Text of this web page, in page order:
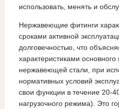
использовать, менять и
Нержавеющие фитинги
сроками активной
долговечностью, что
характеристиками
нержавеющей стали, при
нормативных условий
свои функции в течение 20-
нагрузочного режима). Это